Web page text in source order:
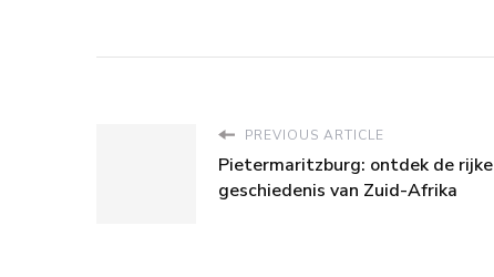
PREVIOUS ARTICLE
Pietermaritzburg: ontdek de rijke
geschiedenis van Zuid-Afrika